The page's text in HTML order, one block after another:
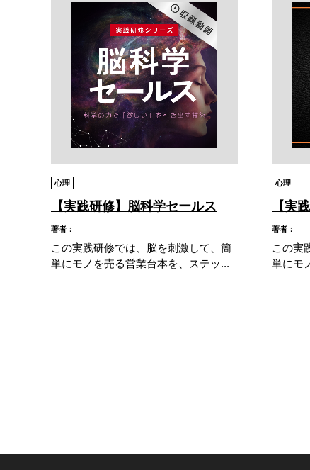
心理
【実践研修】脳科学セールス
著者：
この実践研修では、脳を刺激して、簡
単にモノを売る営業台本を、ステッ...
心理
【実
著者：
この実
単にモ